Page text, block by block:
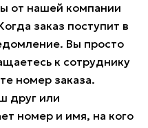
от нашей компании
заказ поступит в
Вы просто
к сотруднику
номер заказа.
друг или
номер и имя, на кого